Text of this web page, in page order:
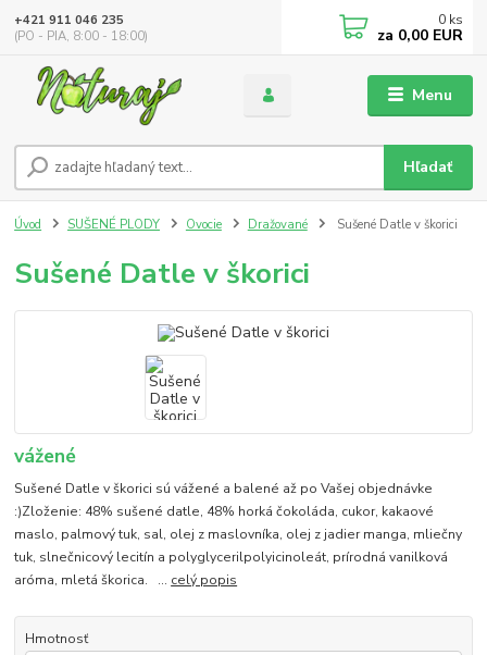
Menu
Hľadať
+421 911 046 235
(PO - PIA, 8:00 - 18:00)
0 ks
za 0,00 EUR
Úvod SUŠENÉ PLODY Ovocie Dražované Sušené Datle v škorici
Sušené Datle v škorici
vážené
Sušené Datle v škorici sú vážené a balené až po Vašej objednávke
:)Zloženie: 48% sušené datle, 48% horká čokoláda, cukor, kakaové
maslo, palmový tuk, sal, olej z maslovníka, olej z jadier manga, mliečny
tuk, slnečnicový lecitín a polyglycerilpolyicinoleát, prírodná vanilková
aróma, mletá škorica. ... celý popis
Hmotnosť